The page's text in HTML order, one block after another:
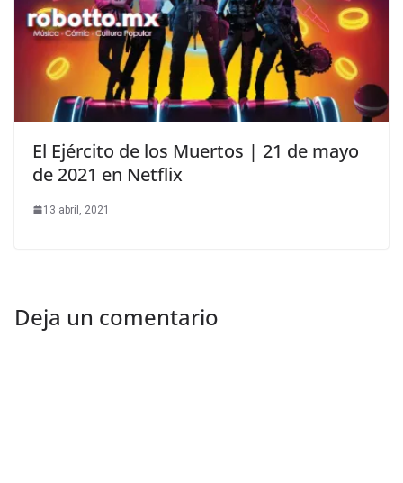
El Ejército de los Muertos | 21 de mayo
de 2021 en Netflix
13 abril, 2021
Deja un comentario